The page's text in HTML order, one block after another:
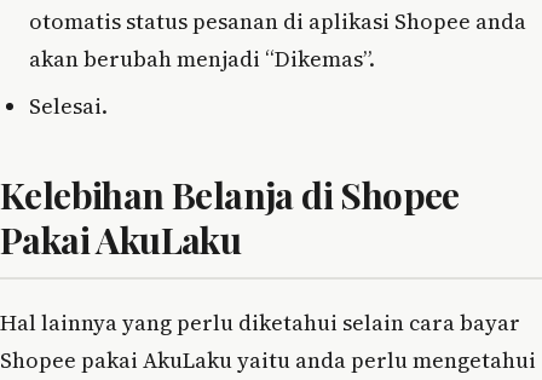
otomatis status pesanan di aplikasi Shopee anda
akan berubah menjadi “Dikemas”.
Selesai.
Kelebihan Belanja di Shopee
Pakai AkuLaku
Hal lainnya yang perlu diketahui selain cara bayar
Shopee pakai AkuLaku yaitu anda perlu mengetahui